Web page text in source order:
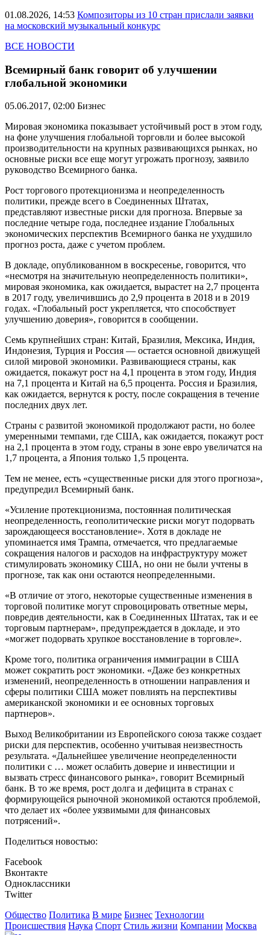
01.08.2026, 14:53 Композиторы из 10 стран прислали заявки
на московский музыкальный конкурс
ВСЕ НОВОСТИ
Всемирный банк говорит об улучшении
глобальной экономики
05.06.2017, 02:00 Бизнес
Мировая экономика показывает устойчивый рост в этом году,
на фоне улучшения глобальной торговли и более высокой
производительности на крупных развивающихся рынках, но
основные риски все еще могут угрожать прогнозу, заявило
руководство Всемирного банка.
Рост торгового протекционизма и неопределенность
политики, прежде всего в Соединенных Штатах,
представляют известные риски для прогноза. Впервые за
последние четыре года, последнее издание Глобальных
экономических перспектив Всемирного банка не ухудшило
прогноз роста, даже с учетом проблем.
В докладе, опубликованном в воскресенье, говорится, что
«несмотря на значительную неопределенность политики»,
мировая экономика, как ожидается, вырастет на 2,7 процента
в 2017 году, увеличившись до 2,9 процента в 2018 и в 2019
годах. «Глобальный рост укрепляется, что способствует
улучшению доверия», говорится в сообщении.
Семь крупнейших стран: Китай, Бразилия, Мексика, Индия,
Индонезия, Турция и Россия — остается основной движущей
силой мировой экономики. Развивающиеся страны, как
ожидается, покажут рост на 4,1 процента в этом году, Индия
на 7,1 процента и Китай на 6,5 процента. Россия и Бразилия,
как ожидается, вернутся к росту, после сокращения в течение
последних двух лет.
Страны с развитой экономикой продолжают расти, но более
умеренными темпами, где США, как ожидается, покажут рост
на 2,1 процента в этом году, страны в зоне евро увеличатся на
1,7 процента, а Япония только 1,5 процента.
Тем не менее, есть «существенные риски для этого прогноза»,
предупредил Всемирный банк.
«Усиление протекционизма, постоянная политическая
неопределенность, геополитические риски могут подорвать
зарождающееся восстановление». Хотя в докладе не
упоминается имя Трампа, отмечается, что предлагаемые
сокращения налогов и расходов на инфраструктуру может
стимулировать экономику США, но они не были учтены в
прогнозе, так как они остаются неопределенными.
«В отличие от этого, некоторые существенные изменения в
торговой политике могут спровоцировать ответные меры,
повредив деятельности, как в Соединенных Штатах, так и ее
торговым партнерам», предупреждается в докладе, и это
«могжет подорвать хрупкое восстановление в торговле».
Кроме того, политика ограничения иммиграции в США
может сократить рост экономики. «Даже без конкретных
изменений, неопределенность в отношении направления и
сферы политики США может повлиять на перспективы
американской экономики и ее основных торговых
партнеров».
Выход Великобритании из Европейского союза также создает
риски для перспектив, особенно учитывая неизвестность
результата. «Дальнейшее увеличение неопределенности
политики с … может ослабить доверие и инвестиции и
вызвать стресс финансового рынка», говорит Всемирный
банк. В то же время, рост долга и дефицита в странах с
формирующейся рыночной экономикой остаются проблемой,
что делает их «более уязвимыми для финансовых
потрясений».
Поделиться новостью:
Facebook
Вконтакте
Одноклассники
Twitter
Общество Политика В мире Бизнес Технологии
Происшествия Наука Спорт Стиль жизни Компании Москва